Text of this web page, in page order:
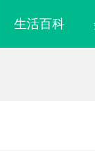
生活百科